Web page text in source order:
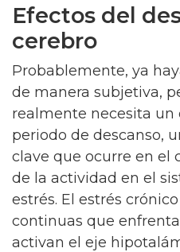
Efectos del
cerebro
Probablemente, ya
de manera subjetiva,
realmente necesita un
periodo de descanso,
clave que ocurre en el
de la actividad en el
estrés. El estrés
continuas que
activan el eje